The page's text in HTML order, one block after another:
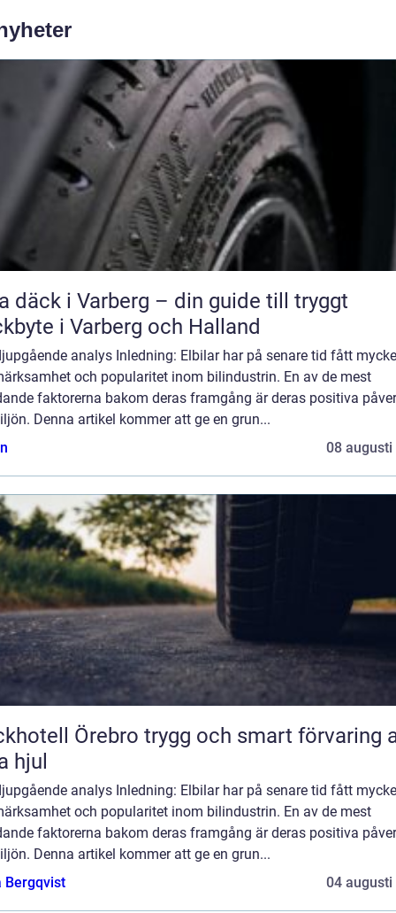
däck i Varberg – din guide till tryggt
i Varberg och Halland
analys Inledning: Elbilar har på senare tid fått
och popularitet inom bilindustrin. En av de mest
faktorerna bakom deras framgång är deras positiva
Denna artikel kommer att ge en grun...
08 augusti
Örebro trygg och smart förvaring av
hjul
analys Inledning: Elbilar har på senare tid fått
och popularitet inom bilindustrin. En av de mest
faktorerna bakom deras framgång är deras positiva
Denna artikel kommer att ge en grun...
Bergqvist
04 augusti